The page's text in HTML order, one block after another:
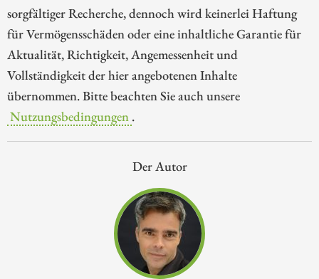
sorgfältiger Recherche, dennoch wird keinerlei Haftung
für Vermögensschäden oder eine inhaltliche Garantie für
Aktualität, Richtigkeit, Angemessenheit und
Vollständigkeit der hier angebotenen Inhalte
übernommen. Bitte beachten Sie auch unsere
Nutzungsbedingungen .
Der Autor